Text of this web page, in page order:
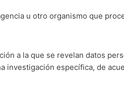
u otro organismo que
a la que se revelan datos
específica, de